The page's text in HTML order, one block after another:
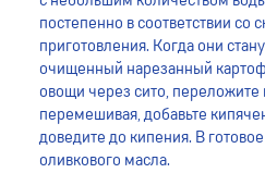
постепенно в соответствии со
приготовления. Когда они
очищенный нарезанный
овощи через сито, переложите
перемешивая, добавьте
доведите до кипения. В
оливкового масла.